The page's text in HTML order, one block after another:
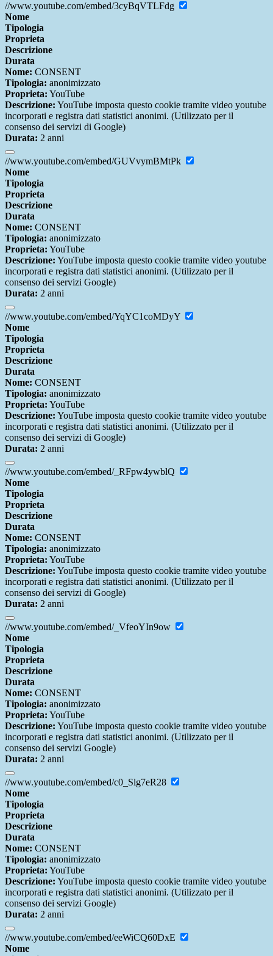
//www.youtube.com/embed/3cyBqVTLFdg
Nome
Tipologia
Proprieta
Descrizione
Durata
Nome: CONSENT
Tipologia: anonimizzato
Proprieta: YouTube
Descrizione: YouTube imposta questo cookie tramite video youtube
incorporati e registra dati statistici anonimi. (Utilizzato per il
consenso dei servizi di Google)
Durata: 2 anni
//www.youtube.com/embed/GUVvymBMtPk
Nome
Tipologia
Proprieta
Descrizione
Durata
Nome: CONSENT
Tipologia: anonimizzato
Proprieta: YouTube
Descrizione: YouTube imposta questo cookie tramite video youtube
incorporati e registra dati statistici anonimi. (Utilizzato per il
consenso dei servizi Google)
Durata: 2 anni
//www.youtube.com/embed/YqYC1coMDyY
Nome
Tipologia
Proprieta
Descrizione
Durata
Nome: CONSENT
Tipologia: anonimizzato
Proprieta: YouTube
Descrizione: YouTube imposta questo cookie tramite video youtube
incorporati e registra dati statistici anonimi. (Utilizzato per il
consenso dei servizi di Google)
Durata: 2 anni
//www.youtube.com/embed/_RFpw4ywblQ
Nome
Tipologia
Proprieta
Descrizione
Durata
Nome: CONSENT
Tipologia: anonimizzato
Proprieta: YouTube
Descrizione: YouTube imposta questo cookie tramite video youtube
incorporati e registra dati statistici anonimi. (Utilizzato per il
consenso dei servizi di Google)
Durata: 2 anni
//www.youtube.com/embed/_VfeoYIn9ow
Nome
Tipologia
Proprieta
Descrizione
Durata
Nome: CONSENT
Tipologia: anonimizzato
Proprieta: YouTube
Descrizione: YouTube imposta questo cookie tramite video youtube
incorporati e registra dati statistici anonimi. (Utilizzato per il
consenso dei servizi Google)
Durata: 2 anni
//www.youtube.com/embed/c0_Slg7eR28
Nome
Tipologia
Proprieta
Descrizione
Durata
Nome: CONSENT
Tipologia: anonimizzato
Proprieta: YouTube
Descrizione: YouTube imposta questo cookie tramite video youtube
incorporati e registra dati statistici anonimi. (Utilizzato per il
consenso dei servizi Google)
Durata: 2 anni
//www.youtube.com/embed/eeWiCQ60DxE
Nome